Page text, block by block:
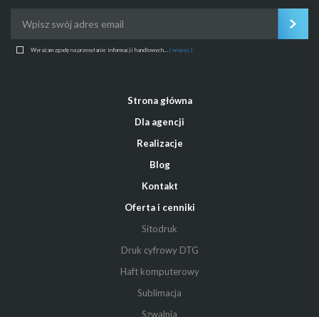
Wyrażam zgodę na przesyłanie informacji handlowych... ( więcej )
Strona główna
Dla agencji
Realizacje
Blog
Kontakt
Oferta i cenniki
Sitodruk
Druk cyfrowy DTG
Haft komputerowy
Sublimacja
Szwalnia